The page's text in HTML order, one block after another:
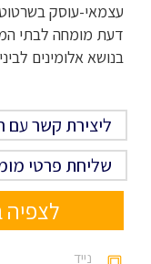
עצמאי-עוסק בשרטוט
דעת מומחה לבתי
בנושא אלומינים
ליצירת קשר עם
שליחת פרטי
נייד